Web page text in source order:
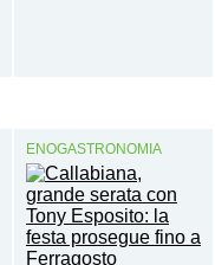
ENOGASTRONOMIA